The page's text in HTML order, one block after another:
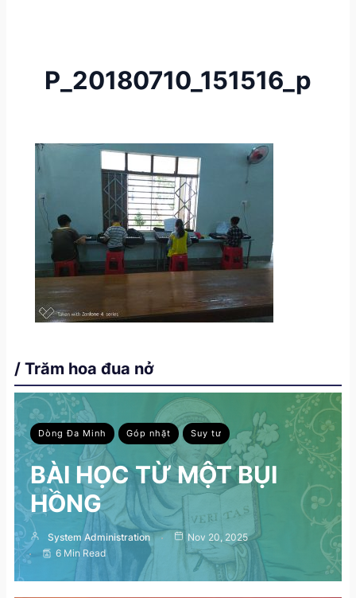
P_20180710_151516_p
/ Trăm hoa đua nở
Dòng Đa Minh Góp nhặt Suy tư
BÀI HỌC TỪ MỘT BỤI
HỒNG
System Administration
Nov 20, 2025
6 Min Read